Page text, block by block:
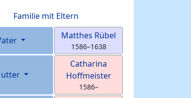
Familie mit Eltern
Matthes Rübel
1586–1638
Catharina
Hoffmeister
1586–